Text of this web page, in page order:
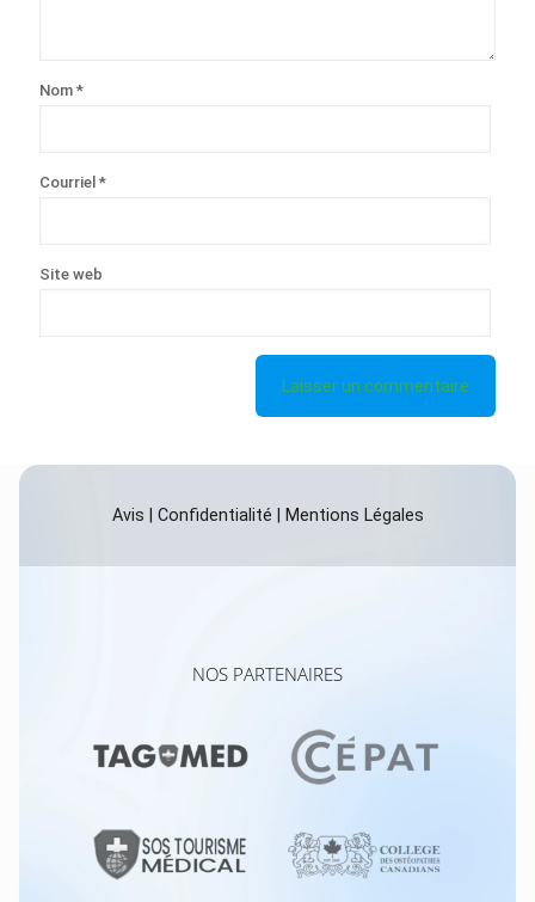
Nom *
Courriel *
Site web
Avis Confidentialité Mentions Légales
NOS PARTENAIRES